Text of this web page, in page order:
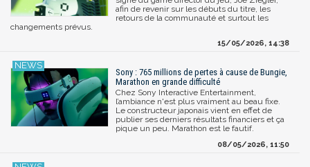
afin de revenir sur les débuts du titre, les
retours de la communauté et surtout les
changements prévus.
15/05/2026, 14:38
Sony : 765 millions de pertes à cause de Bungie,
Marathon en grande difficulté
Chez Sony Interactive Entertainment,
l’ambiance n'est plus vraiment au beau fixe.
Le constructeur japonais vient en effet de
publier ses derniers résultats financiers et ça
pique un peu. Marathon est le fautif.
08/05/2026, 11:50